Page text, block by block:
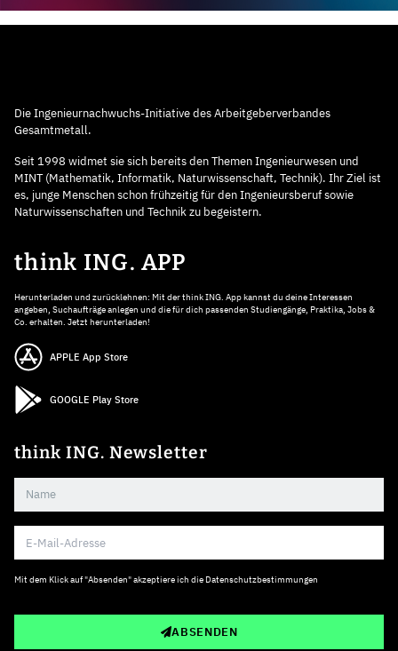
Die Ingenieurnachwuchs-Initiative des Arbeitgeberverbandes
Gesamtmetall.
Seit 1998 widmet sie sich bereits den Themen Ingenieurwesen und
MINT (Mathematik, Informatik, Naturwissenschaft, Technik). Ihr Ziel ist
es, junge Menschen schon frühzeitig für den Ingenieursberuf sowie
Naturwissenschaften und Technik zu begeistern.
think ING. APP
Herunterladen und zurücklehnen: Mit der think ING. App kannst du deine Interessen
angeben, Suchaufträge anlegen und die für dich passenden Studiengänge, Praktika, Jobs &
Co. erhalten. Jetzt herunterladen!
APPLE App Store
GOOGLE Play Store
think ING. Newsletter
Mit dem Klick auf "Absenden" akzeptiere ich die Datenschutzbestimmungen
ABSENDEN